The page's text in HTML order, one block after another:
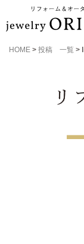
HOME > 投稿 一覧 >